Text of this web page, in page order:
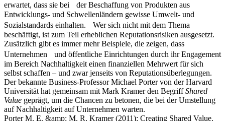
erwartet, dass sie bei der Beschaffung von Produkten aus
Entwicklungs- und Schwellenländern gewisse Umwelt- und
Sozialstandards einhalten. Wer sich nicht mit dem Thema
beschäftigt, ist zum Teil erheblichen Reputationsrisiken ausgesetzt.
Zusätzlich gibt es immer mehr Beispiele, die zeigen, dass
Unternehmen und öffentliche Einrichtungen durch ihr Enga­gement
im Bereich Nachhaltigkeit einen finanziellen Mehrwert für sich
selbst schaffen – und zwar jenseits von Reputationsüberlegungen.
Der bekannte Business-Professor Michael Porter von der Harvard
Universität hat gemeinsam mit Mark Kramer den BegriffShared
Value geprägt, um die Chancen zu betonen, die bei der Umstellung
auf Nachhaltigkeit auf Unternehmen warten.
Porter M. E. &amp; M. R. Kramer (2011): Creating Shared Value.